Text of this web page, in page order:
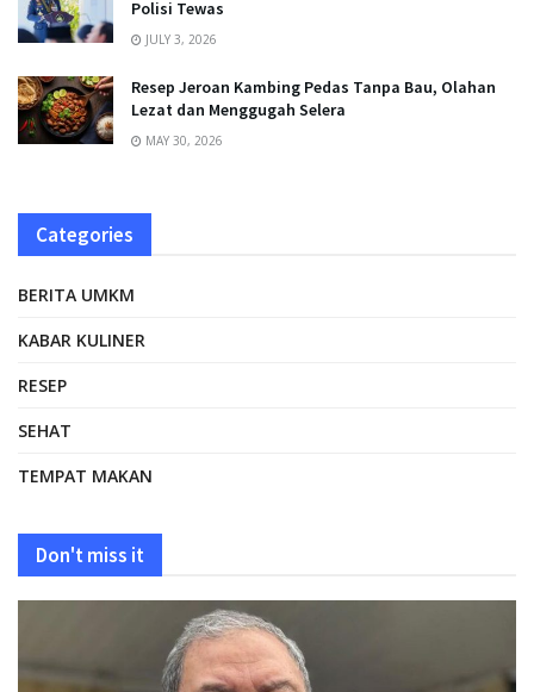
Polisi Tewas
JULY 3, 2026
Resep Jeroan Kambing Pedas Tanpa Bau, Olahan
Lezat dan Menggugah Selera
MAY 30, 2026
Categories
BERITA UMKM
KABAR KULINER
RESEP
SEHAT
TEMPAT MAKAN
Don't miss it